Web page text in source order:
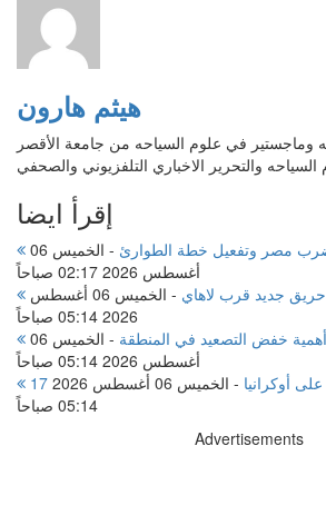
هيثم هارون
وماجستير في علوم السياحه من جامعة الأقصر
إقرأ ايضا
-
الخميس 06
أغسطس 2026 02:17 صباحاً
جديد قرب لاهاي -
الخميس 06 أغسطس
2026 05:14 صباحاً
خفض التصعيد في المنطقة -
الخميس 06
أغسطس 2026 05:14 صباحاً
أوكرانيا -
الخميس 06 أغسطس 2026
05:14 صباحاً
Advertisements